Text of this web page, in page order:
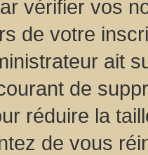
vérifier vos
de votre
ait
de
réduire la
de vous